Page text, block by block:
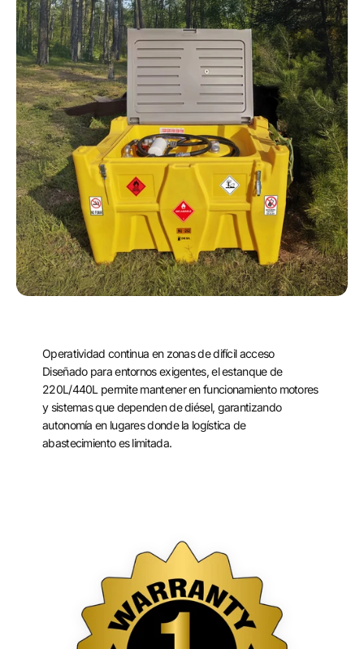
Operatividad continua en zonas de difícil acceso
Diseñado para entornos exigentes, el estanque de
220L/440L permite mantener en funcionamiento motores
y sistemas que dependen de diésel, garantizando
autonomía en lugares donde la logística de
abastecimiento es limitada.